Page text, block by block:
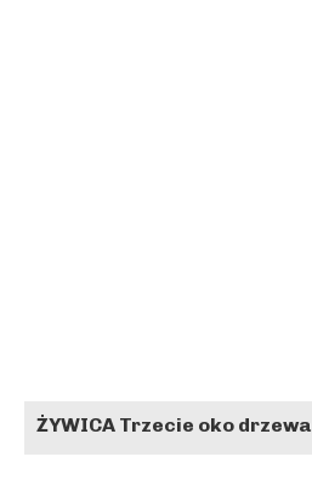
ŻYWICA Trzecie oko drzewa